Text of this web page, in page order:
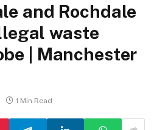
and Rochdale
waste
| Manchester
1 Min Read